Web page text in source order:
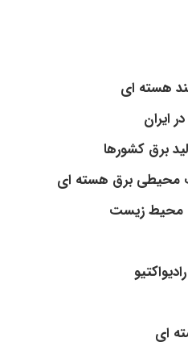
هسته ای
ایران
برق کشورها
محیطی برق هسته ای
محیط زیست
ای